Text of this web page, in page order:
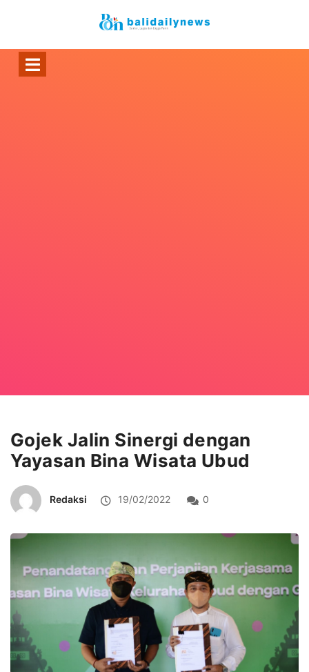
Gojek Jalin Sinergi dengan
Yayasan Bina Wisata Ubud
Redaksi 19/02/2022 0